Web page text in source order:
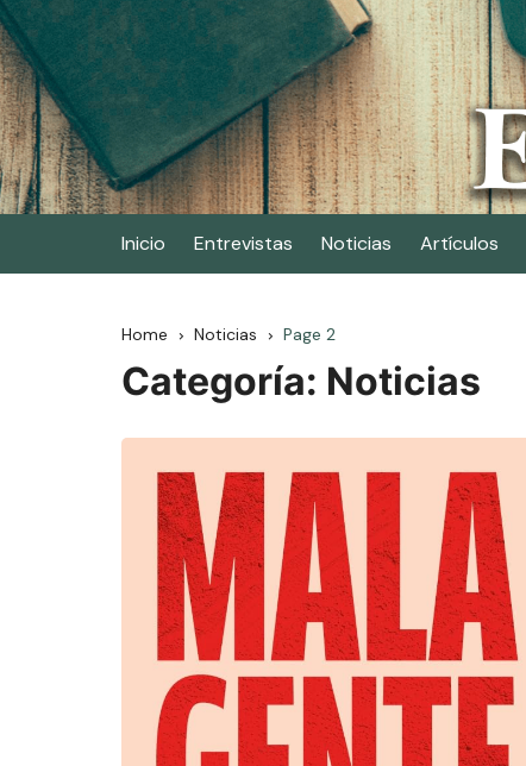
Skip
to
content
Elescritor.es
El periódico digital de los escritores
Inicio Entrevistas Noticias Artículos
Home Noticias Page 2
Categoría: Noticias